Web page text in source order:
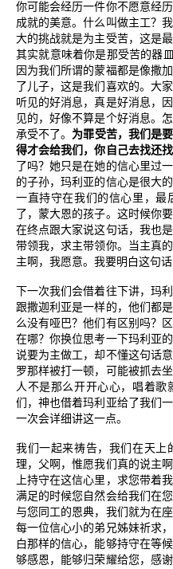
你可能会经历一件你不愿意经
成就的美意。什么叫做主工？
大的挑战就是为主受苦，这是
其实就意味着你是那受苦的器
因为我们所谓的蒙福都是像撒
了儿子，这是我们喜欢的。大
听见的好消息，真是好消息，
见的，好像不算是个好消息。
承受不了。 为罪受苦，我们是
得才会给我们，你自己去找还
了吗？她只是在她的信心里过
的子孙，玛利亚的信心是很大
一直持守在我们的信心里，最
了，蒙大恩的孩子。这时候你
在终点跟大家说这句话，我也
带领我，求主带领你。当主真
主啊，我愿意。我要明白这句
下一次我们会借着往下讲，玛
跟撒迦利亚是一样的，他们都
么没有哑巴？他们有区别吗？
在哪？你换位思考一下玛利亚
说要为主做工，却不懂这句话
罗那样被打一顿，可能被抓去
人不是那么开开心心，唱着歌
们，神也借着玛利亚给了我们
一次会详细讲这一点。
我们一起来祷告，我们在天上
理，父啊，惟愿我们真的说主
上持守在这信心里，求您带着
满足的时候您自然会给我们在
与您同工的恩典，我们就为在
每一位信心小的弟兄姊妹祈求
白那样的信心，能够持守在等
够感恩，能够归荣耀给您，感